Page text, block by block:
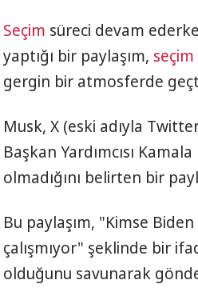
Seçim süreci devam
yaptığı bir paylaşım, seçim
gergin bir atmosferde
Musk, X (eski adıyla
Başkan Yardımcısı
olmadığını belirten bir
Bu paylaşım, "Kimse
çalışmıyor" şeklinde bir
olduğunu savunarak